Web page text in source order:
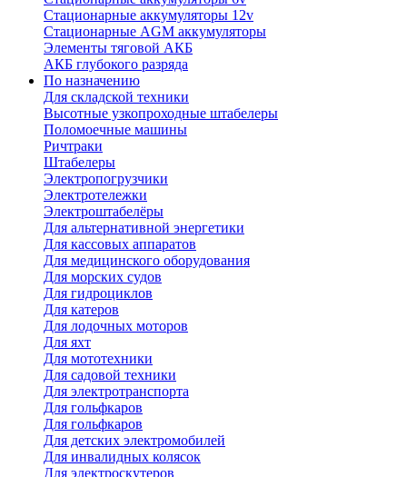
Стационарные аккумуляторы 12v
Стационарные AGM аккумуляторы
Элементы тяговой АКБ
АКБ глубокого разряда
По назначению
Для складской техники
Высотные узкопроходные штабелеры
Поломоечные машины
Ричтраки
Штабелеры
Электропогрузчики
Электротележки
Электроштабелёры
Для альтернативной энергетики
Для кассовых аппаратов
Для медицинского оборудования
Для морских судов
Для гидроциклов
Для катеров
Для лодочных моторов
Для яхт
Для мототехники
Для садовой техники
Для электротранспорта
Для гольфкаров
Для гольфкаров
Для детских электромобилей
Для инвалидных колясок
Для электроскутеров